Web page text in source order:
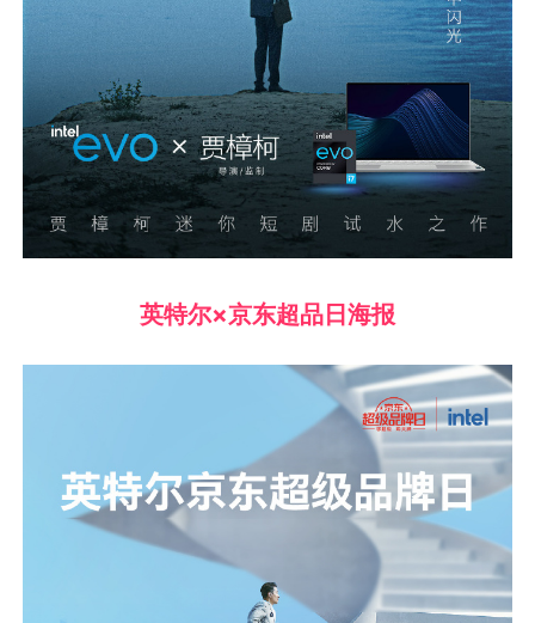
英特尔×京东超品日海报